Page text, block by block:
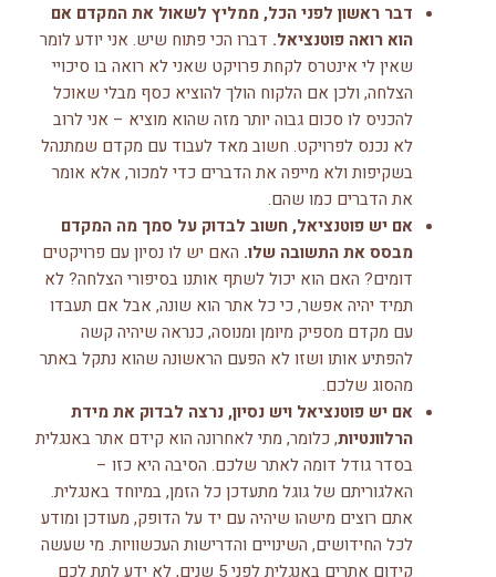
דבר ראשון לפני הכל, ממליץ לשאול את המקדם אם
הוא רואה פוטנציאל. דברו הכי פתוח שיש. אני יודע לומר
שאין לי אינטרס לקחת פרויקט שאני לא רואה בו סיכויי
הצלחה, ולכן אם הלקוח הולך להוציא כסף מבלי שאוכל
להכניס לו סכום גבוה יותר מזה שהוא מוציא – אני לרוב
לא נכנס לפרויקט. חשוב מאד לעבוד עם מקדם שמתנהל
בשקיפות ולא מייפה את הדברים כדי למכור, אלא אומר
את הדברים כמו שהם.
אם יש פוטנציאל, חשוב לבדוק על סמך מה המקדם
מבסס את התשובה שלו. האם יש לו נסיון עם פרויקטים
דומים? האם הוא יכול לשתף אותנו בסיפורי הצלחה? לא
תמיד יהיה אפשר, כי כל אתר הוא שונה, אבל אם תעבדו
עם מקדם מספיק מיומן ומנוסה, כנראה שיהיה קשה
להפתיע אותו ושזו לא הפעם הראשונה שהוא נתקל באתר
מהסוג שלכם.
אם יש פוטנציאל ויש נסיון, נרצה לבדוק את מידת
הרלוונטיות, כלומר, מתי לאחרונה הוא קידם אתר באנגלית
בסדר גודל דומה לאתר שלכם. הסיבה היא כזו –
האלגוריתם של גוגל מתעדכן כל הזמן, במיוחד באנגלית.
אתם רוצים מישהו שיהיה עם יד על הדופק, מעודכן ומודע
לכל החידושים, השינויים והדרישות העכשוויות. מי שעשה
קידום אתרים באנגלית לפני 5 שנים, לא ידע לתת לכם